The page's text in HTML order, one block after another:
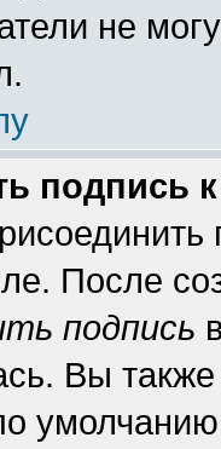
не
подпись
После
подпись
Вы